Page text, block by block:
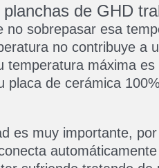
planchas de GHD
no sobrepasar esa
no contribuye a
temperatura máxima
placa de cerámica
es muy importante,